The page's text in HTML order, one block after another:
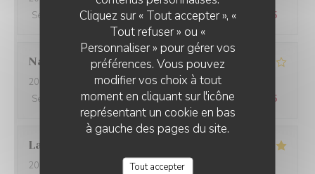
Cliquez sur « Tout accepter », «
Tout refuser » ou «
Personnaliser » pour gérer vos
préférences. Vous pouvez
modifier vos choix à tout
moment en cliquant sur l'icône
représentant un cookie en bas
à gauche des pages du site.
Tout accepter
Service
/5 Ambiance:5 /5 Cuisine:5/5 Qualité / Prix /5
Nathalie
2024-02-06
- 20:00 - Couverts 2
Service
/5 Ambiance :3 /5 Cuisine: 5/5 Qualité / Prix /5
Laurent
2024-02-05
- 19:45 - Couverts 4